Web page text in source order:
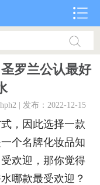
罗兰公认最好
| 发布：2022-12-15
，因此选择一款
个名牌化妆品知
欢迎，那你觉得
哪款最受欢迎？